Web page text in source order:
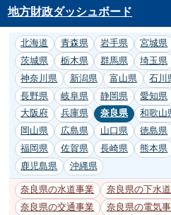
地方財政ダッシュボード
北海道 青森県 岩手県 宮城県
茨城県
栃木県 群馬県 埼玉県
神奈川県
新潟県 富山県 石川
長野県
岐阜県 静岡県 愛知県
大阪府
兵庫県 奈良県 和歌山
岡山県
広島県 山口県 徳島県
福岡県
佐賀県 長崎県 熊本県
鹿児島県
沖縄県
奈良県の水道事業 奈良県の下水
奈良県の交通事業
奈良県の電気